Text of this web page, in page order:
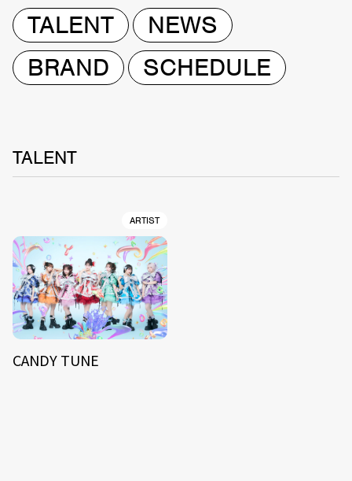
TALENT
NEWS
BRAND
SCHEDULE
TALENT
ARTIST
CANDY TUNE